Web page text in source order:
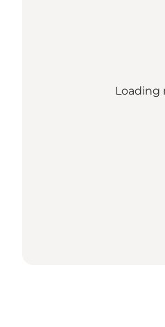
Loading